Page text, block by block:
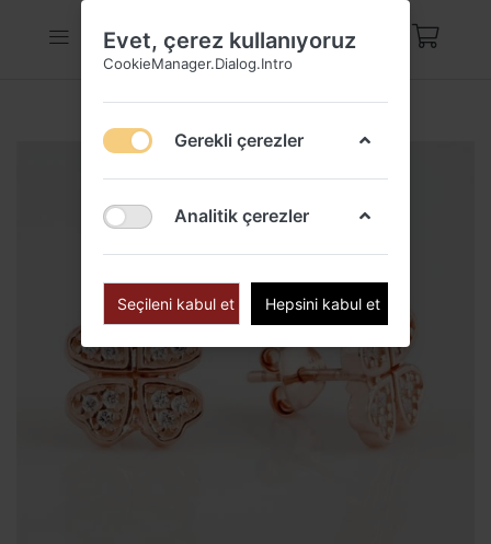
Evet, çerez kullanıyoruz
CookieManager.Dialog.Intro
Gerekli çerezler
Analitik çerezler
Seçileni kabul et Hepsini kabul et